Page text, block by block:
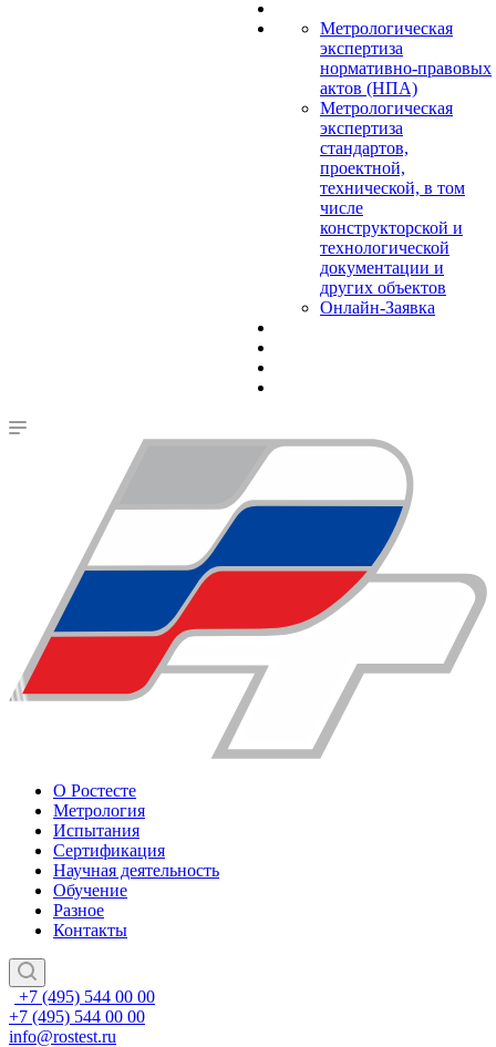
Метрологическая
экспертиза
нормативно-правовых
актов (НПА)
Метрологическая
экспертиза
стандартов,
проектной,
технической, в том
числе
конструкторской и
технологической
документации и
других объектов
Онлайн-Заявка
О Ростесте
Метрология
Испытания
Сертификация
Научная деятельность
Обучение
Разное
Контакты
+7 (495) 544 00 00
+7 (495) 544 00 00
info@rostest.ru